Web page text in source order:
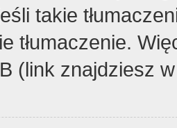
takie
tłumaczenie.
(link znajdziesz